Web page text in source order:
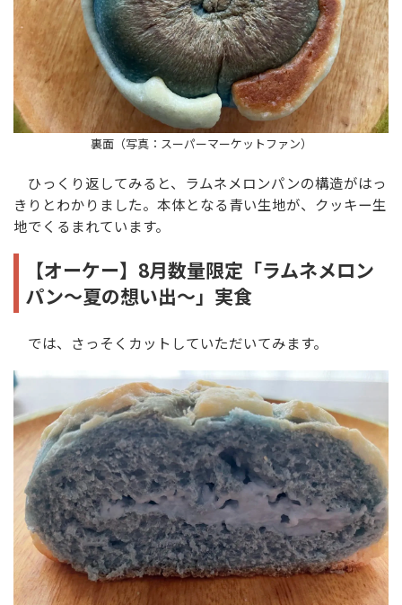
裏面（写真：スーパーマーケットファン）
ひっくり返してみると、ラムネメロンパンの構造がはっ
きりとわかりました。本体となる青い生地が、クッキー生
地でくるまれています。
【オーケー】8月数量限定「ラムネメロン
パン〜夏の想い出〜」実食
では、さっそくカットしていただいてみます。